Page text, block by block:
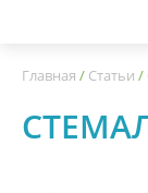
Главная / Статьи /